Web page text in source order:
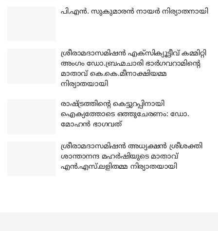
പി.എന്‍. സുകുമാരന്‍ നായര്‍ നിര്യാതനായി
ശ്രീരാമദാസമിഷന്‍ എക്‌സിക്യൂട്ടീവ് കമ്മിറ്റി
അംഗം ഡോ.ബ്രഹ്മചാരി ഭാര്‍ഗവറാമിന്റെ
മാതാവ് കെ.കെ.മീനാക്ഷിയമ്മ
നിര്യാതയായി
രാഷ്ട്രത്തിന്റെ കെട്ടുറപ്പിനായി
ഐക്യത്തോടെ ഒത്തുചേരണം: ഡോ.
മോഹന്‍ ഭാഗവത്
ശ്രീരാമദാസമിഷന്‍ അധ്യക്ഷന്‍ ശ്രീശക്തി
ശാന്താനന്ദ മഹര്‍ഷിയുടെ മാതാവ്
എന്‍.എസ്.ലളിതമ്മ നിര്യാതയായി